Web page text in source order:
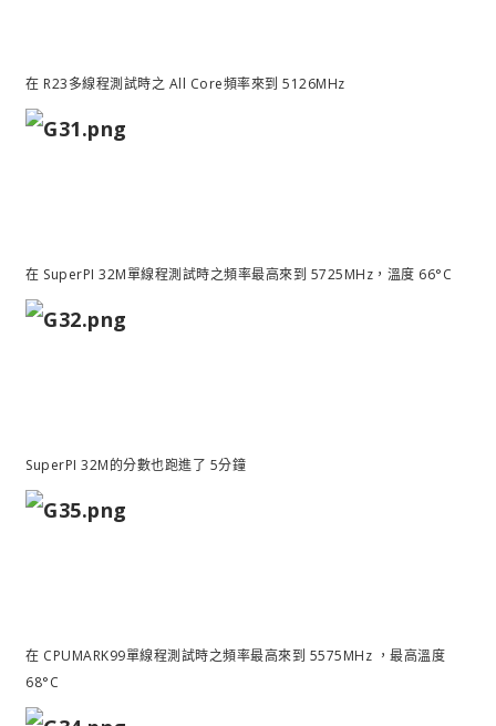
在 R23多線程測試時之 All Core頻率來到 5126MHz
在 SuperPI 32M單線程測試時之頻率最高來到 5725MHz，溫度 66°C
SuperPI 32M的分數也跑進了 5分鐘
在 CPUMARK99單線程測試時之頻率最高來到 5575MHz ，最高溫度
68°C